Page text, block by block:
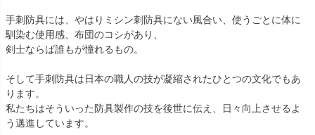
手刺防具には、やはりミシン刺防具にない風合い、使うごとに体に
馴染む使用感、布団のコシがあり、
剣士ならば誰もが憧れるもの。
そして手刺防具は日本の職人の技が凝縮されたひとつの文化でもあ
ります。
私たちはそういった防具製作の技を後世に伝え、日々向上させるよ
う邁進しています。